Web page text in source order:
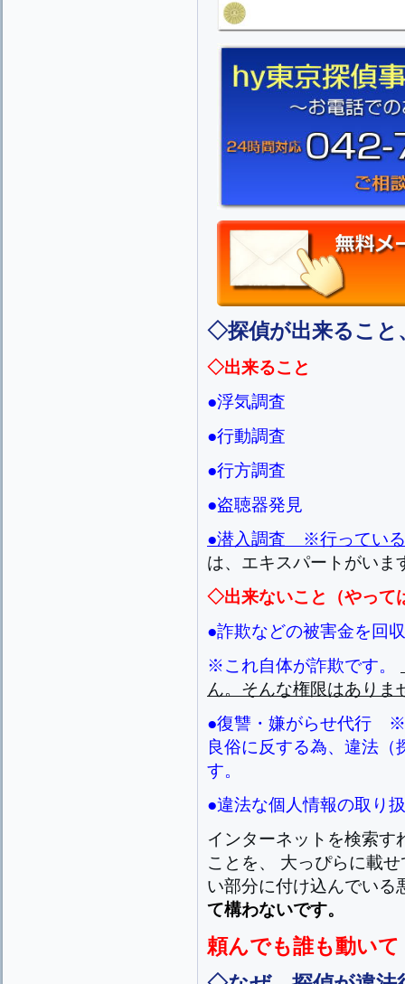
◇探偵が出来ること
◇出来ること
●浮気調査
●行動調査
●行方調査
●盗聴器発見
●潜入調査 ※行っている
は、エキスパートがいま
◇出来ないこと（やって
●詐欺などの被害金を
※これ自体が詐欺です。
ん。そんな権限はありま
●復讐・嫌がらせ代行
良俗に反する為、違法
す。
●違法な個人情報の取り
インターネットを検索す
ことを、 大っぴらに載
い部分に付け込んでい
て構わないです。
頼んでも誰も動い